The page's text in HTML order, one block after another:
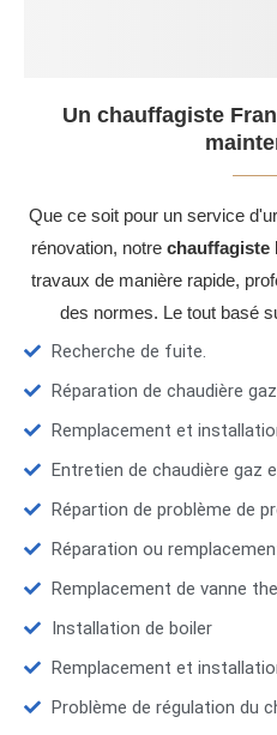
Un chauffagiste
Que ce soit pour un service
rénovation, notre chauffagiste
travaux de manière rapide,
des normes. Le tout basé
Recherche de fuite.
Réparation de chaudière
Remplacement et
Entretien de chaudière gaz
Répartion de problème de
Réparation ou
Remplacement de vanne
Installation de boiler
Remplacement et
Problème de régulation du